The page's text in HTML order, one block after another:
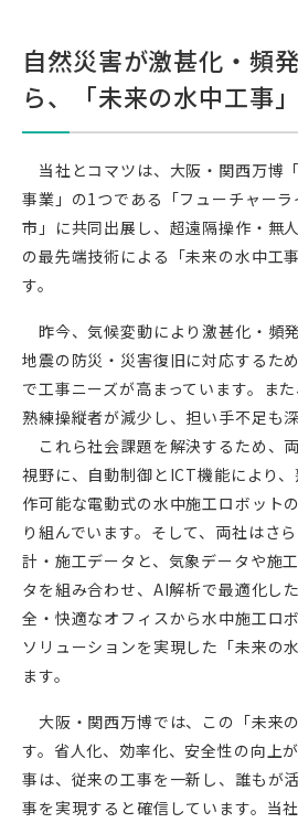
自然災害が激甚化・頻
ら、「未来の水中工事
当社とコマツは、大阪・関西万博
事業」の1つである「フューチャー
市」に共同出展し、超遠隔操作・無
の最先端技術による「未来の水中工
す。
昨今、気候変動により激甚化・頻
地震の防災・災害復旧に対応するた
で工事ニーズが高まっています。ま
熟練操縦者が減少し、担い手不足も
これら社会課題を解決するため、
視野に、自動制御とICT機能により
作可能な電動式の水中施工ロボット
り組んでいます。そして、両社はさ
計・施工データと、気象データや施
タを組み合わせ、AI解析で最適化し
全・快適なオフィスから水中施工ロ
ソリューションを実現した「未来の
ます。
大阪・関西万博では、この「未来
す。省人化、効率化、安全性の向上
事は、従来の工事を一新し、誰もが
事を実現すると確信しています。当